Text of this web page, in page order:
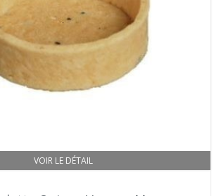
VOIR LE DÉTAIL